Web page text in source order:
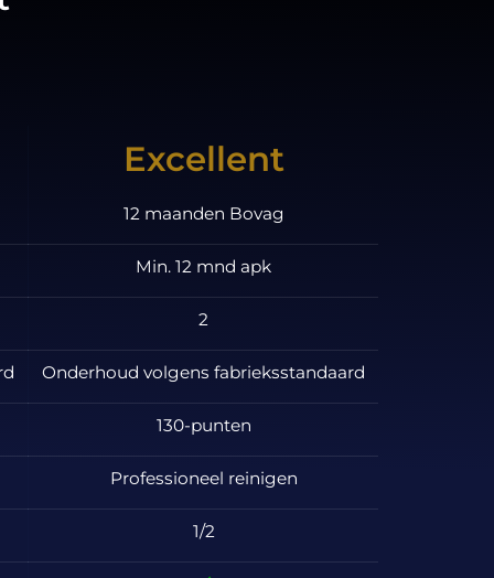
Excellent
12 maanden Bovag
Min. 12 mnd apk
2
Onderhoud volgens fabrieksstandaard
130-punten
Professioneel reinigen
1/2